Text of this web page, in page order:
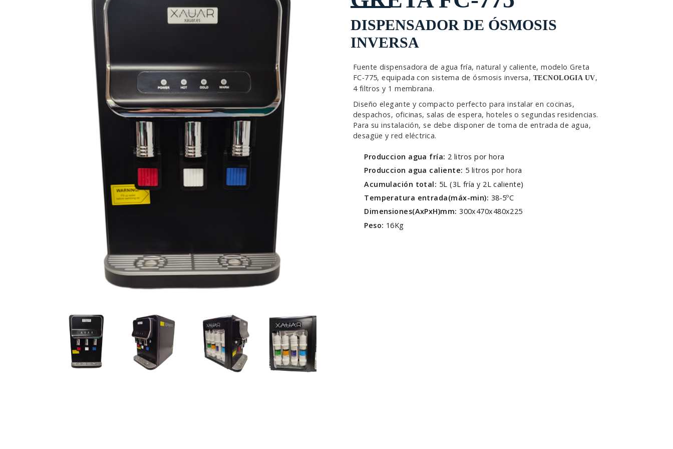
DISPENSADOR DE ÓSMOSIS
INVERSA
Fuente dispensadora de agua fría, natural y caliente, modelo Greta
FC-775, equipada con sistema de ósmosis inversa, TECNOLOGIA UV,
4 filtros y 1 membrana.
Diseño elegante y compacto perfecto para instalar en cocinas,
despachos, oficinas, salas de espera, hoteles o segundas residencias.
Para su instalación, se debe disponer de toma de entrada de agua,
desagüe y red eléctrica.
Produccion agua fría: 2 litros por hora
Produccion agua caliente: 5 litros por hora
Acumulación total: 5L (3L fría y 2L caliente)
Temperatura entrada(máx-min): 38-5ºC
Dimensiones(AxPxH)mm:300x470x480x225
Peso: 16Kg